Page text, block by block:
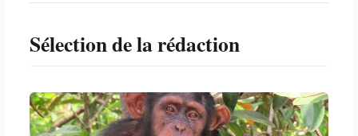
Sélection de la rédaction